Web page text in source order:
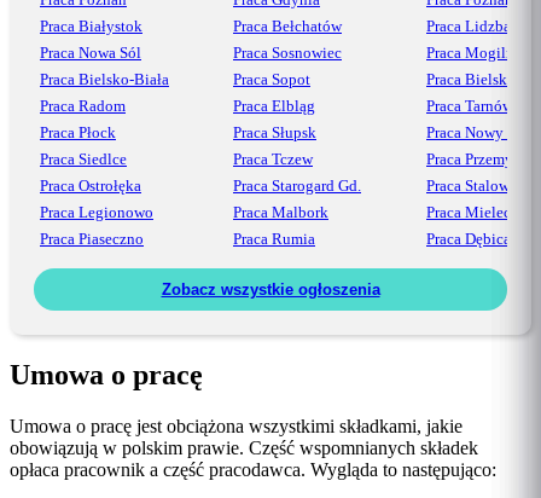
Praca Białystok
Praca Nowa Sól
Praca Bielsko-Biała
Praca Radom
Praca Płock
Praca Siedlce
Praca Ostrołęka
Praca Legionowo
Praca Piaseczno
Praca Bełchatów
Praca Sosnowiec
Praca Sopot
Praca Elbląg
Praca Słupsk
Praca Tczew
Praca Starogard Gd.
Praca Malbork
Praca Rumia
Praca Lidzbark
Praca Mogilno
Praca Bielsko
Praca Tarnów
Praca Nowy Sącz
Praca Przemyśl
Praca Stalowa
Praca Mielec
Praca Dębica
Zobacz wszystkie ogłoszenia
Umowa o pracę
Umowa o pracę jest obciążona wszystkimi składkami, jakie
obowiązują w polskim prawie. Część wspomnianych składek
opłaca pracownik a część pracodawca. Wygląda to następująco: